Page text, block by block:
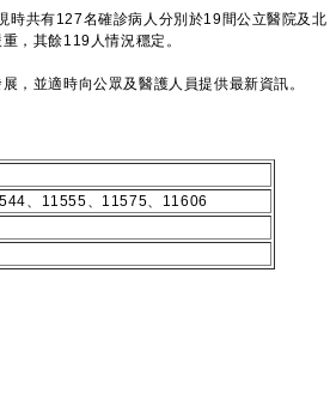
共有127名確診病人分別於19間公立醫院及北
，其餘119人情況穩定。
並適時向公眾及醫護人員提供最新資訊。
、11555、11575、11606